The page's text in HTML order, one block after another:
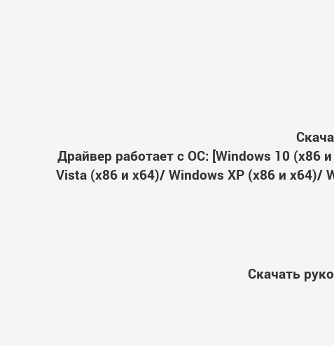
Драйвер работает с ОС: [Windows 10 (x86
Vista (x86 и x64)/ Windows XP (x86 и x64)/
Скачать